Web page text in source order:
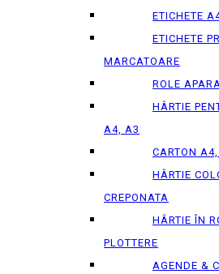
ETICHETE
ETICHETE
MARCATOARE
ROLE
HÂRTIE
A4, A3
CARTON
HÂRTIE
CREPONATA
HÂRTIE ÎN
PLOTTERE
AGENDE &